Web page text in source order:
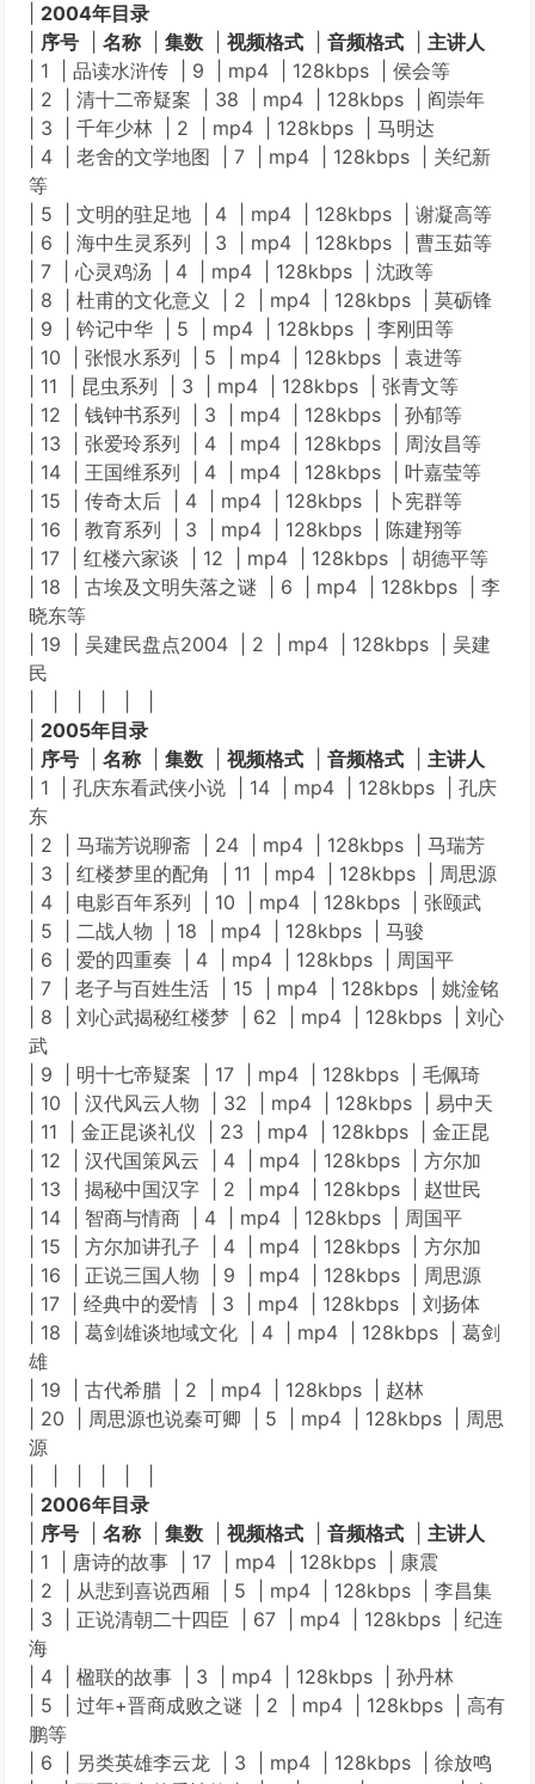
2004年目录
序号 名称 集数 视频格式 音频格式
主讲人
| 1 | 品读水浒传 | 9 | mp4 | 128kbps | 侯会等
| 2 | 清十二帝疑案 | 38 | mp4 | 128kbps | 阎崇年
| 3 | 千年少林 | 2 | mp4 | 128kbps | 马明达
| 4 | 老舍的文学地图 | 7 | mp4 | 128kbps | 关纪新
等
| 5 | 文明的驻足地 | 4 | mp4 | 128kbps | 谢凝高等
| 6 | 海中生灵系列 | 3 | mp4 | 128kbps | 曹玉茹等
| 7 | 心灵鸡汤 | 4 | mp4 | 128kbps | 沈政等
| 8 | 杜甫的文化意义 | 2 | mp4 | 128kbps | 莫砺锋
| 9 | 钤记中华 | 5 | mp4 | 128kbps | 李刚田等
| 10 | 张恨水系列 | 5 | mp4 | 128kbps | 袁进等
| 11 | 昆虫系列 | 3 | mp4 | 128kbps | 张青文等
| 12 | 钱钟书系列 | 3 | mp4 | 128kbps | 孙郁等
| 13 | 张爱玲系列 | 4 | mp4 | 128kbps | 周汝昌等
| 14 | 王国维系列 | 4 | mp4 | 128kbps | 叶嘉莹等
| 15 | 传奇太后 | 4 | mp4 | 128kbps | 卜宪群等
| 16 | 教育系列 | 3 | mp4 | 128kbps | 陈建翔等
| 17 | 红楼六家谈 | 12 | mp4 | 128kbps | 胡德平等
| 18 | 古埃及文明失落之谜 | 6 | mp4 | 128kbps | 李
晓东等
| 19 | 吴建民盘点2004 | 2 | mp4 | 128kbps | 吴建
民
2005年目录
序号 名称 集数 视频格式 音频格式
主讲人
| 1 | 孔庆东看武侠小说 | 14 | mp4 | 128kbps | 孔庆
东
| 2 | 马瑞芳说聊斋 | 24 | mp4 | 128kbps | 马瑞芳
| 3 | 红楼梦里的配角 | 11 | mp4 | 128kbps | 周思源
| 4 | 电影百年系列 | 10 | mp4 | 128kbps | 张颐武
| 5 | 二战人物 | 18 | mp4 | 128kbps | 马骏
| 6 | 爱的四重奏 | 4 | mp4 | 128kbps | 周国平
| 7 | 老子与百姓生活 | 15 | mp4 | 128kbps | 姚淦铭
| 8 | 刘心武揭秘红楼梦 | 62 | mp4 | 128kbps | 刘心
武
| 9 | 明十七帝疑案 | 17 | mp4 | 128kbps | 毛佩琦
| 10 | 汉代风云人物 | 32 | mp4 | 128kbps | 易中天
| 11 | 金正昆谈礼仪 | 23 | mp4 | 128kbps | 金正昆
| 12 | 汉代国策风云 | 4 | mp4 | 128kbps | 方尔加
| 13 | 揭秘中国汉字 | 2 | mp4 | 128kbps | 赵世民
| 14 | 智商与情商 | 4 | mp4 | 128kbps | 周国平
| 15 | 方尔加讲孔子 | 4 | mp4 | 128kbps | 方尔加
| 16 | 正说三国人物 | 9 | mp4 | 128kbps | 周思源
| 17 | 经典中的爱情 | 3 | mp4 | 128kbps | 刘扬体
| 18 | 葛剑雄谈地域文化 | 4 | mp4 | 128kbps | 葛剑
雄
| 19 | 古代希腊 | 2 | mp4 | 128kbps | 赵林
| 20 | 周思源也说秦可卿 | 5 | mp4 | 128kbps | 周思
源
2006年目录
序号 名称 集数 视频格式 音频格式
主讲人
| 1 | 唐诗的故事 | 17 | mp4 | 128kbps | 康震
| 2 | 从悲到喜说西厢 | 5 | mp4 | 128kbps | 李昌集
| 3 | 正说清朝二十四臣 | 67 | mp4 | 128kbps | 纪连
海
| 4 | 楹联的故事 | 3 | mp4 | 128kbps | 孙丹林
| 5 | 过年+晋商成败之谜 | 2 | mp4 | 128kbps | 高有
鹏等
| 6 | 另类英雄李云龙 | 3 | mp4 | 128kbps | 徐放鸣